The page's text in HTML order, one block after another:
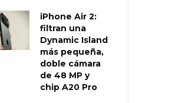
iPhone Air 2:
filtran una
Dynamic Island
más pequeña,
doble cámara
de 48 MP y
chip A20 Pro